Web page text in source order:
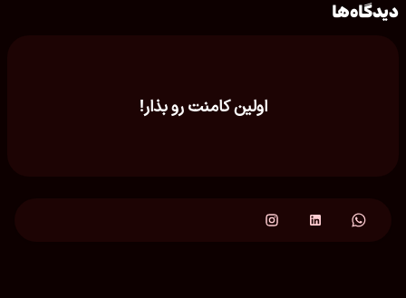
دیدگاه‌ها
اولین کامنت رو بذار!